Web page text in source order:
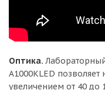
Оптика.
А1000КLED
увеличением от 40 до